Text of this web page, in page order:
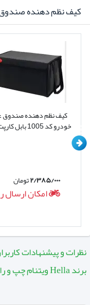
از باران روی
ممکن است
هم کج شده باشد
کیف نظم دهنده
کیف نظم دهنده
خودرو کد 1005 بابل کارپت اصل
۲/۳۸۵/۰۰۰تومان
امکان ارسال
نظرات و پیشنهادات
برند Hella ویتنام چپ و راست: